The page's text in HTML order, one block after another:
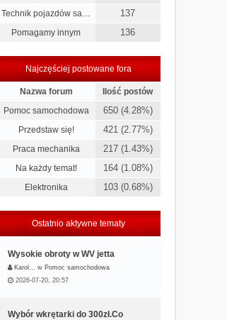
Technik pojazdów sa… 137
Pomagamy innym 136
Najczęściej postowane fora
Nazwa forum
Ilość postów
Pomoc samochodowa
650 (4.28%)
Przedstaw się! 421 (2.77%)
Praca mechanika 217 (1.43%)
Na każdy temat! 164 (1.08%)
Elektronika 103 (0.68%)
Ostatnio aktywne tematy
Wysokie obroty w WV jetta
Karol… w Pomoc samochodowa
2026-07-20, 20:57
Wybór wkrętarki do 300zł.Co